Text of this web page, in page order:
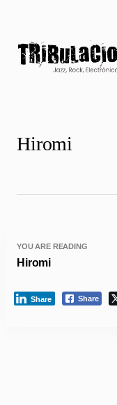
Hiromi
YOU ARE READING
Hiromi
Share
Share